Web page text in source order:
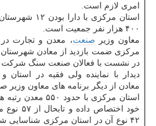
امری لازم است.
استان مرکزی
۴۰۰ هزار نفر جمعیت است.
معاون وزیر صنعت، معدن و تجارت
مرکزی ضمت بازدید از معادن
در نشست با فعالان صنعت سنگ شرکت
دیدار با نماینده ولی فقیه در
معادن از دیگر برنامه های معاون وزیر
استان مرکزی با
خود